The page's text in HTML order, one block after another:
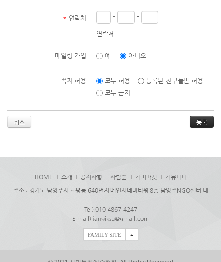
* 연락처 - -
연락처
메일링 가입 예 아니오
쪽지 허용 모두 허용
등록된 친구들만 허용
모두 금지
취소
HOME 소개 공지사항 사람숲 커피마켓
커뮤니티
주소 : 경기도 남양주시 호평동 640번지 메인시네마타워 8층 남양주NGO센터 내
Tel) 010-4867-4247
E-mail) jangiksu@gmail.com
FAMILY SITE